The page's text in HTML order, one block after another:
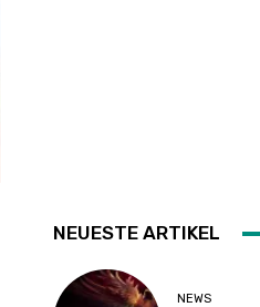
NEUESTE ARTIKEL
NEWS